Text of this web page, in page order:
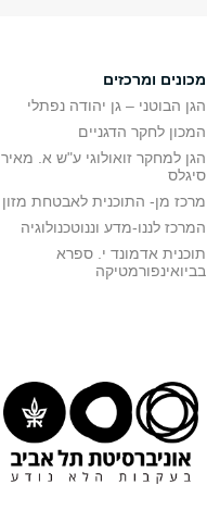
מכונים ומרכזים
הגן הבוטני – גן יהודה נפתלי
המכון לחקר הדגניים
הגן למחקר זואולוגי ע"ש א. מאיר
סיגלס
מרכז מן- התוכנית לאבטחת מזון
המרכז לננו-מדע וננוטכנולוגיה
תוכנית אדמונד י. ספרא
בביואינפורמטיקה